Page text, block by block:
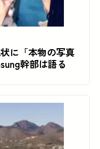
に「本物の写真
幹部は語る